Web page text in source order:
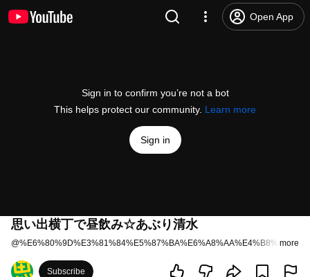
Open App
Sign in to confirm you’re not a bot
This helps protect our community. Learn more
Sign in
思い出横丁で昼飲み☆あぶり清水
@ more
Subscribe